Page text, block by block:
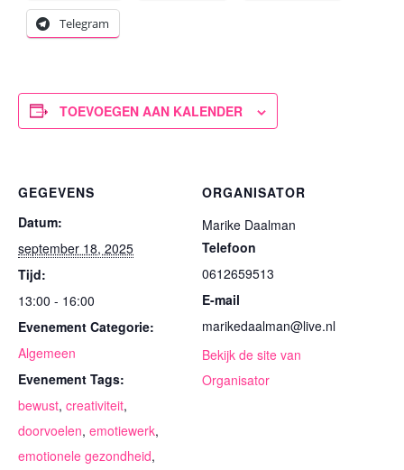
Telegram
TOEVOEGEN AAN KALENDER
GEGEVENS
Datum:
september 18, 2025
Tijd:
13:00 - 16:00
Evenement Categorie:
Algemeen
Evenement Tags:
bewust, creativiteit,
doorvoelen, emotiewerk,
emotionele gezondheid,
ORGANISATOR
Marike Daalman
Telefoon
0612659513
E-mail
marikedaalman@live.nl
Bekijk de site van
Organisator